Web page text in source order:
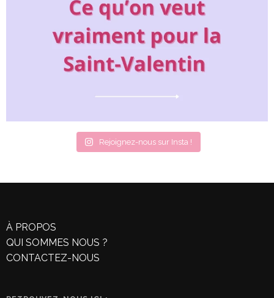
Rejoignez-nous sur Insta !
À PROPOS
QUI SOMMES NOUS ?
CONTACTEZ-NOUS